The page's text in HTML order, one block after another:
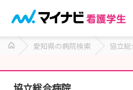
愛知県の病院検索 協立総